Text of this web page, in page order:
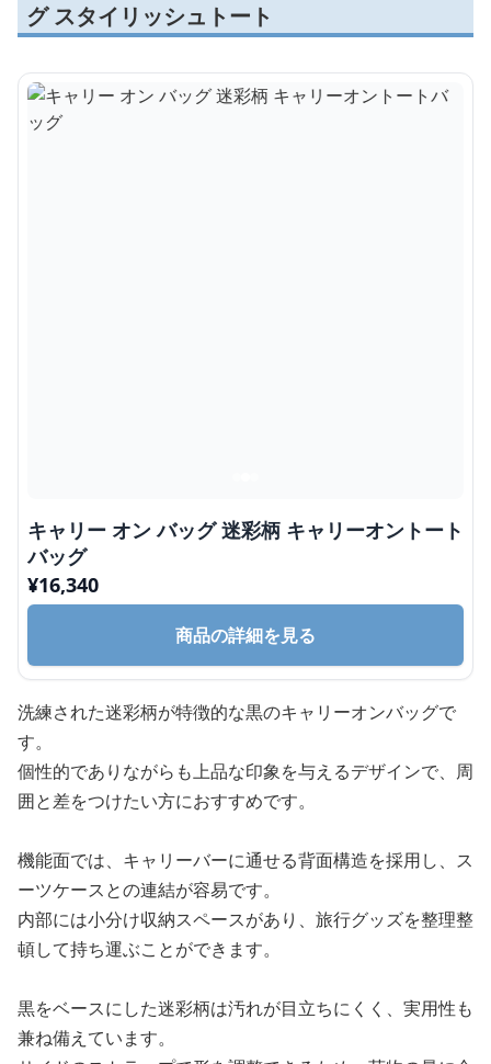
グ スタイリッシュトート
キャリー オン バッグ 迷彩柄 キャリーオントート
バッグ
¥16,340
商品の詳細を見る
洗練された迷彩柄が特徴的な黒のキャリーオンバッグで
す。
個性的でありながらも上品な印象を与えるデザインで、周
囲と差をつけたい方におすすめです。
機能面では、キャリーバーに通せる背面構造を採用し、ス
ーツケースとの連結が容易です。
内部には小分け収納スペースがあり、旅行グッズを整理整
頓して持ち運ぶことができます。
黒をベースにした迷彩柄は汚れが目立ちにくく、実用性も
兼ね備えています。